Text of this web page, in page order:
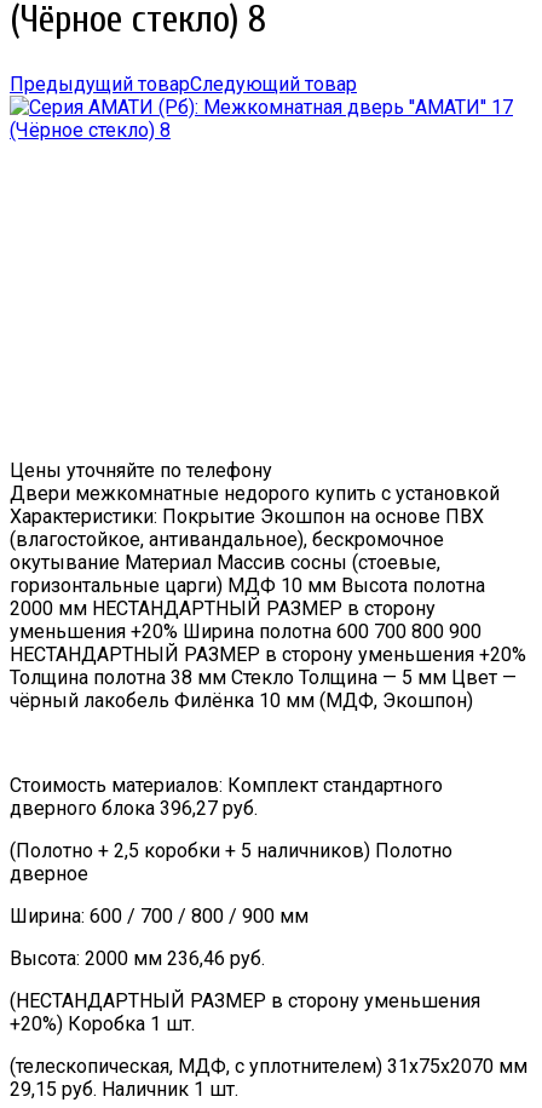
(Чёрное стекло) 8
Предыдущий товарСледующий товар
Цены уточняйте по телефону
Двери межкомнатные недорого купить с установкой
Характеристики: Покрытие Экошпон на основе ПВХ
(влагостойкое, антивандальное), бескромочное
окутывание Материал Массив сосны (стоевые,
горизонтальные царги) МДФ 10 мм Высота полотна
2000 мм НЕСТАНДАРТНЫЙ РАЗМЕР в сторону
уменьшения +20% Ширина полотна 600 700 800 900
НЕСТАНДАРТНЫЙ РАЗМЕР в сторону уменьшения +20%
Толщина полотна 38 мм Стекло Толщина — 5 мм Цвет —
чёрный лакобель Филёнка 10 мм (МДФ, Экошпон)
Стоимость материалов: Комплект стандартного
дверного блока 396,27 руб.
(Полотно + 2,5 коробки + 5 наличников) Полотно
дверное
Ширина: 600 / 700 / 800 / 900 мм
Высота: 2000 мм 236,46 руб.
(НЕСТАНДАРТНЫЙ РАЗМЕР в сторону уменьшения
+20%) Коробка 1 шт.
(телескопическая, МДФ, с уплотнителем) 31х75х2070 мм
29,15 руб. Наличник 1 шт.